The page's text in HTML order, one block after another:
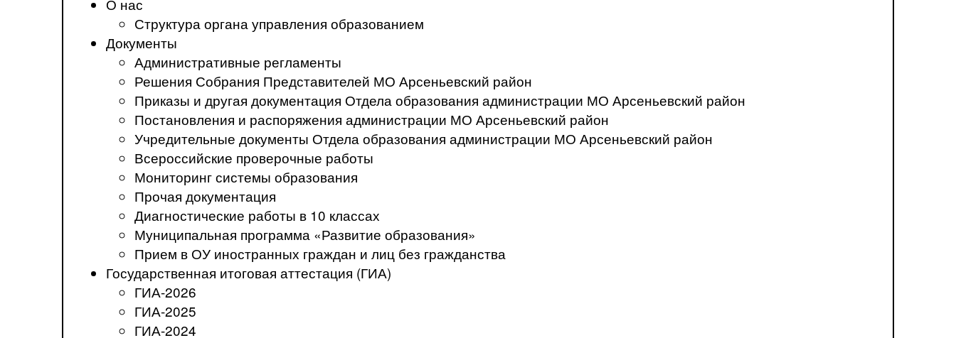
О нас
Структура органа управления образованием
Документы
Административные регламенты
Решения Собрания Представителей МО Арсеньевский район
Приказы и другая документация Отдела образования администрации МО Арсеньевский район
Постановления и распоряжения администрации МО Арсеньевский район
Учредительные документы Отдела образования администрации МО Арсеньевский район
Всероссийские проверочные работы
Мониторинг системы образования
Прочая документация
Диагностические работы в 10 классах
Муниципальная программа «Развитие образования»
Прием в ОУ иностранных граждан и лиц без гражданства
Государственная итоговая аттестация (ГИА)
ГИА-2026
ГИА-2025
ГИА-2024